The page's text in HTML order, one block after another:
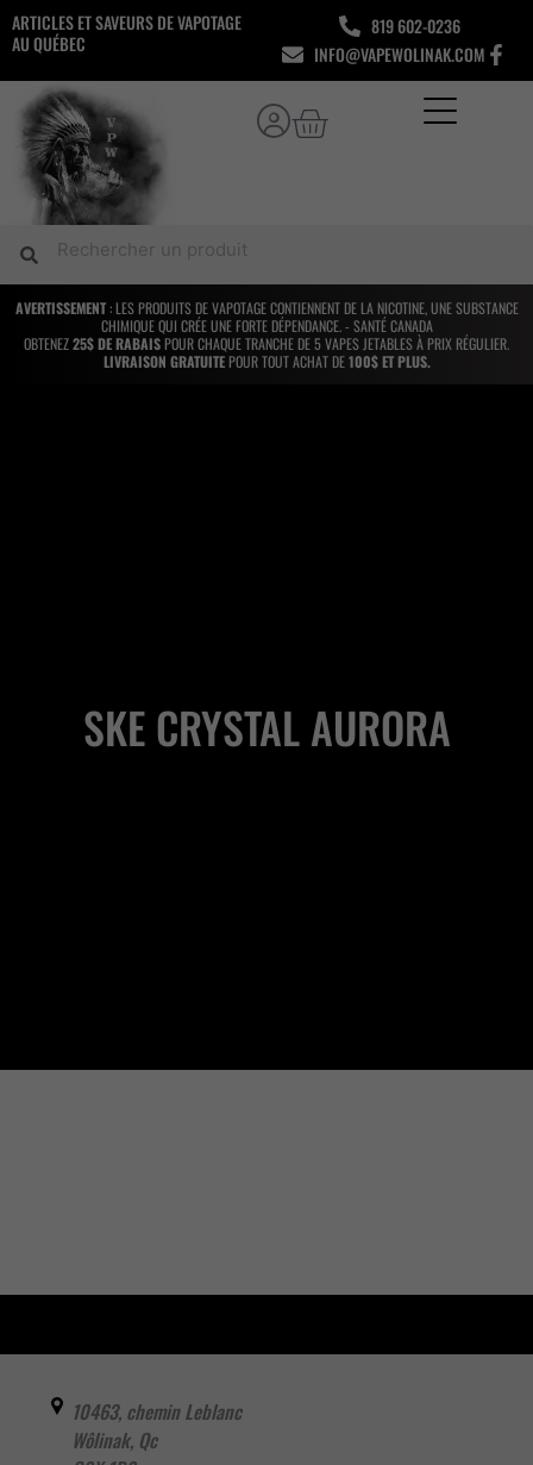
Aller
au
ARTICLES ET SAVEURS DE VAPOTAGE
AU QUÉBEC
819 602-0236
INFO@VAPEWOLINAK.COM
Panier
Rechercher
AVERTISSEMENT: LES PRODUITS DE VAPOTAGE CONTIENNENT DE LA NICOTINE, UNE SUBSTANCE
CHIMIQUE QUI CRÉE UNE FORTE DÉPENDANCE. - SANTÉ CANADA
OBTENEZ25$ DE RABAISPOUR CHAQUE TRANCHE DE 5 VAPES JETABLES À PRIX RÉGULIER.
LIVRAISON GRATUITEPOUR TOUT ACHAT DE100$ ET PLUS.
SKE CRYSTAL AURORA
10463, chemin Leblanc
Wôlinak, Qc